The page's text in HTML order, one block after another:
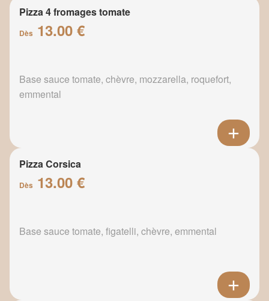
Pizza 4 fromages tomate
Dès 13.00 €
Base sauce tomate, chèvre, mozzarella, roquefort,
emmental
Pizza Corsica
Dès 13.00 €
Base sauce tomate, figatelli, chèvre, emmental